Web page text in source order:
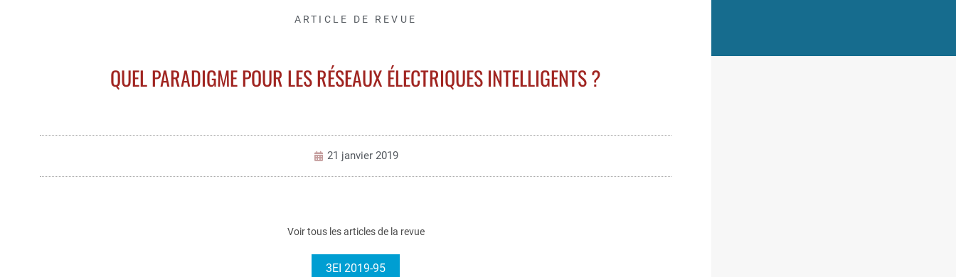
ARTICLE DE REVUE
QUEL PARADIGME POUR LES RÉSEAUX ÉLECTRIQUES INTELLIGENTS ?
21 janvier 2019
Voir tous les articles de la revue
3EI 2019-95